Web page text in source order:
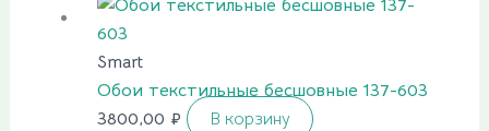
Smart
Обои текстильные бесшовные 137-603
3800,00 ₽ В корзину